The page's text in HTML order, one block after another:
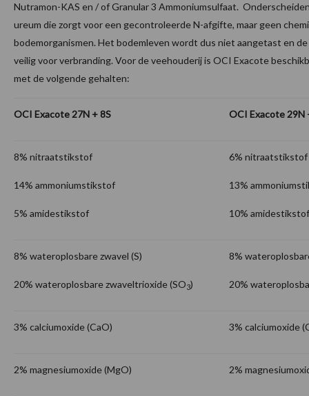
Nutramon-KAS en / of Granular 3 Ammoniumsulfaat.
ureum die zorgt voor een gecontroleerde N-afgifte, maar geen
bodemorganismen. Het bodemleven wordt dus niet aangetast en
veilig voor verbranding. Voor de veehouderij is OCI Exacote
met de volgende gehalten:
OCI Exacote 27N + 8S OCI Exacote 29N
8% nitraatstikstof
14% ammoniumstikstof
5% amidestikstof
6% nitraatstikstof
13%
10% amidestikstof
8% wateroplosbare zwavel (S)
20% wateroplosbare zwaveltrioxide (SO3)
8%
20%
3% calciumoxide (CaO) 3% calciumoxide
2% magnesiumoxide (MgO) 2%